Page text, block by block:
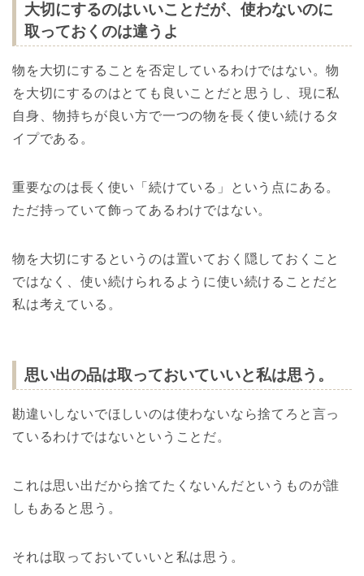
大切にするのはいいことだが、使わないのに
取っておくのは違うよ
物を大切にすることを否定しているわけではない。物
を大切にするのはとても良いことだと思うし、現に私
自身、物持ちが良い方で一つの物を長く使い続けるタ
イプである。
重要なのは長く使い「続けている」という点にある。
ただ持っていて飾ってあるわけではない。
物を大切にするというのは置いておく隠しておくこと
ではなく、使い続けられるように使い続けることだと
私は考えている。
思い出の品は取っておいていいと私は思う。
勘違いしないでほしいのは使わないなら捨てろと言っ
ているわけではないということだ。
これは思い出だから捨てたくないんだというものが誰
しもあると思う。
それは取っておいていいと私は思う。